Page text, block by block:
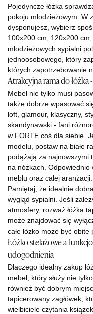
Pojedyncze łóżka
pokoju młodzieżowym. W
dysponujesz, wybierz
100x200 cm, 120x200
młodzieżowych sypialni
jednoosobowego, który
których zapotrzebowanie
Atrakcyjna rama do łóżka
Mebel nie tylko musi
także dobrze wpasować
loft, glamour, klasyczny,
skandynawski - fani
w FORTE coś dla siebie.
modelu, postaw na białe
podążają za najnowszymi
na nóżkach.
meblu oraz całej aranżacji.
Pamiętaj, że idealnie
wygląd sypialni. Jeśli
atmosfery, rozważ łóżka
może znajdować się
całe łóżko może być
Łóżko stelażowe a
udogodnienia
Dlaczego idealny zakup
mebel, który służy nie
również być dobrym
tapicerowany zagłówek,
wielbiciele czytania